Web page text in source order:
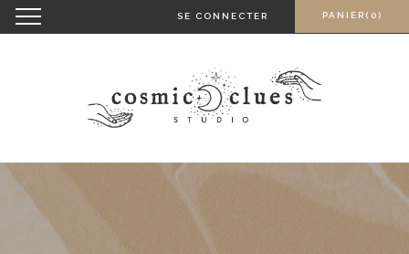
Skip
to
SE CONNECTER PANIER(0)
Toggle
navigation